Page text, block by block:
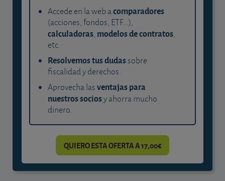
Accede en la web acomparadores
(acciones, fondos, ETF...),
calculadoras, modelos de contratos,
etc.
Resolvemos tus dudassobre
fiscalidad y derechos.
Aprovecha lasventajas para
nuestros sociosy ahorra mucho
dinero.
QUIERO ESTA OFERTA A 17,00€